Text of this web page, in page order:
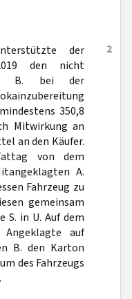
2
der
den nicht
B. bei der
350,8
Mitwirkung an
an den Käufer.
von dem
A.
Fahrzeug zu
gemeinsam
in U. Auf dem
auf
B. den Karton
des Fahrzeugs